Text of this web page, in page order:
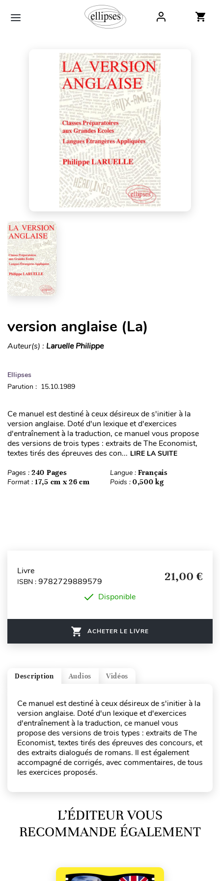
version anglaise (La)
Auteur(s) : Laruelle Philippe
Ellipses
Parution : 15.10.1989
Ce manuel est destiné à ceux désireux de s'initier à la
version anglaise. Doté d'un lexique et d'exercices
d'entraînement à la traduction, ce manuel vous propose
des versions de trois types : extraits de The Economist,
textes tirés des épreuves des con... LIRE LA SUITE
Pages : 240 Pages Langue : Français
Format : 17,5 cm x 26 cm Poids : 0,500 kg
Livre
ISBN : 9782729889579 21,00 €
Disponible
ACHETER LE LIVRE
Vidéos
Audios
Description
Ce manuel est destiné à ceux désireux de s'initier à la
version anglaise. Doté d'un lexique et d'exercices
d'entraînement à la traduction, ce manuel vous
propose des versions de trois types : extraits de The
Economist, textes tirés des épreuves des concours, et
des extraits dialogués de romans. Il est également
accompagné de corrigés, avec commentaires, de tous
les exercices proposés.
L’ÉDITEUR VOUS
RECOMMANDE ÉGALEMENT